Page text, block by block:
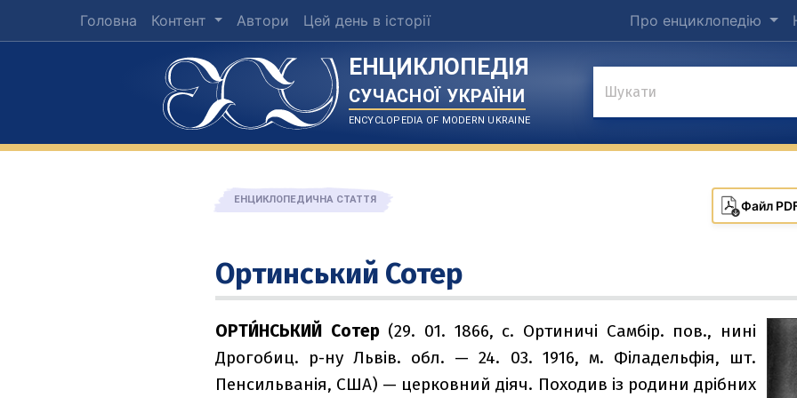
Головна Контент Автори Цей день в історії Про енциклопедію
ЕНЦИКЛОПЕДІЯ
СУЧАСНОЇ УКРАЇНИ
ENCYCLOPEDIA OF MODERN UKRAINE
ЕНЦИКЛОПЕДИЧНА СТАТТЯ Файл
Ортинський Сотер
ОРТИ́НСЬКИЙ Сотер (29. 01. 1866, с. Ортиничі Самбір. пов., нині
Дрогобиц. р-ну Львів. обл. — 24. 03. 1916, м. Філадельфія, шт.
Пенсильванія, США) — церковний діяч. Походив із родини дрібних